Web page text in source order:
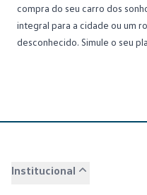
compra do seu carro dos
integral para a cidade ou um
desconhecido. Simule o seu
Institucional